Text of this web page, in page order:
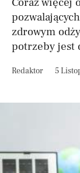
zdrowym
potrzeby jest
Redaktor 5